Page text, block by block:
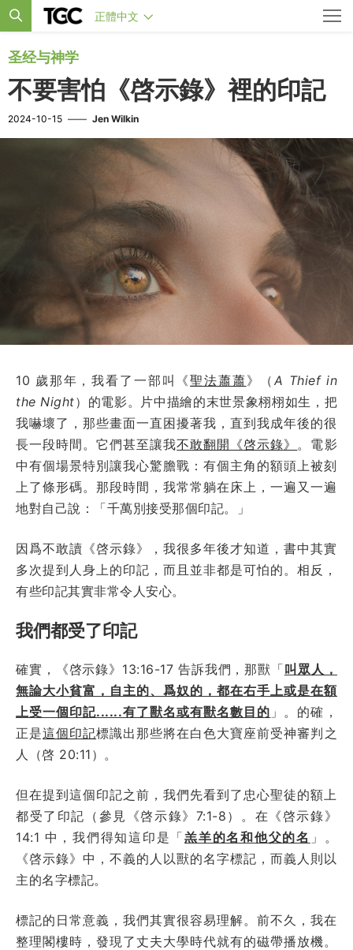
正體中文
圣经与神学
不要害怕《啓示錄》裡的印記
2024-10-15 —— Jen Wilkin
10 歲那年，我看了一部叫《聖法蕭蕭》（A Thief in
the Night）的電影。片中描繪的末世景象栩栩如生，把
我嚇壞了，那些畫面一直困擾著我，直到我成年後的很
長一段時間。它們甚至讓我不敢翻開《啓示錄》 。電影
中有個場景特別讓我心驚膽戰：有個主角的額頭上被刻
上了條形碼。那段時間，我常常躺在床上，一遍又一遍
地對自己說：「千萬別接受那個印記。」
因爲不敢讀《啓示錄》，我很多年後才知道，書中其實
多次提到人身上的印記，而且並非都是可怕的。相反，
有些印記其實非常令人安心。
我們都受了印記
確實，《啓示錄》13:16-17 告訴我們，那獸「叫眾人，
無論大小貧富，自主的、爲奴的，都在右手上或是在額
上受一個印記......有了獸名或有獸名數目的 」。的確，
正是這個印記標識出那些將在白色大寶座前受神審判之
人（啓 20:11）。
但在提到這個印記之前，我們先看到了忠心聖徒的額上
都受了印記（參見《啓示錄》7:1-8）。在《啓示錄》
14:1 中，我們得知這印是「羔羊的名和他父的名 」。
《啓示錄》中，不義的人以獸的名字標記，而義人則以
主的名字標記。
標記的日常意義，我們其實很容易理解。前不久，我在
整理閣樓時，發現了丈夫大學時代就有的磁帶播放機。